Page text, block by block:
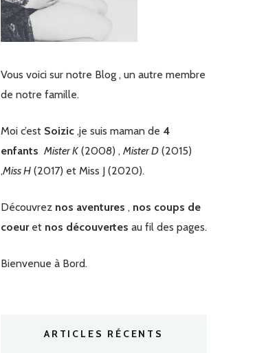
Vous voici sur notre Blog , un autre membre
de notre famille.
Moi c’est Soizic ,je suis maman de 4
enfants Mister K(2008) , Mister D (2015)
,Miss H (2017) et Miss J (2020).
Découvrez nos aventures , nos coups de
coeuret nos découvertes au fil des pages.
Bienvenue à Bord.
ARTICLES RÉCENTS